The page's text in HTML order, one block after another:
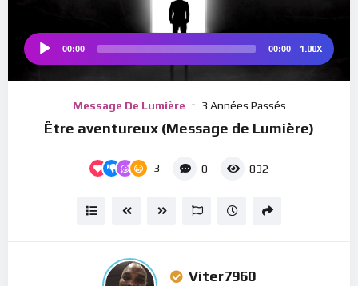
00:00 00:00 1.00X
Message De Lumière 3 Années Passés
Être aventureux (Message de Lumière)
3 0 832
Viter7960